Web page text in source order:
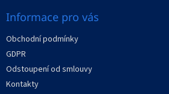
Informace pro vás
Obchodní podmínky
GDPR
Odstoupení od smlouvy
Kontakty